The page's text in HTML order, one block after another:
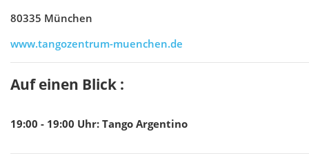
80335 München
www.tangozentrum-muenchen.de
Auf einen Blick :
19:00 - 19:00 Uhr: Tango Argentino